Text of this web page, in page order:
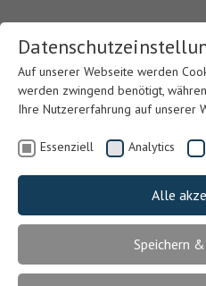
Auf unserer Webseite werden
werden zwingend benötigt,
Ihre Nutzererfahrung auf unserer
Essenziell Analytics
Alle
Speichern